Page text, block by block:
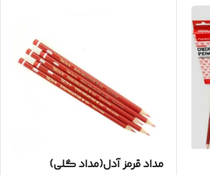
مداد قرمز آدل(مداد گلی)